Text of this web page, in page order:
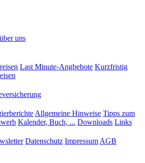
uns
Last Minute-Angbebote Kurzfristig
Allgemeine Hinweise Tipps zum
Kalender, Buch, ... Downloads Links
Datenschutz Impressum AGB